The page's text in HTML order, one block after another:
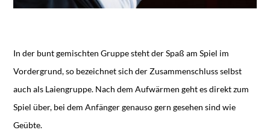
In der bunt gemischten Gruppe steht der Spaß am Spiel im
Vordergrund, so bezeichnet sich der Zusammenschluss selbst
auch als Laiengruppe. Nach dem Aufwärmen geht es direkt zum
Spiel über, bei dem Anfänger genauso gern gesehen sind wie
Geübte.